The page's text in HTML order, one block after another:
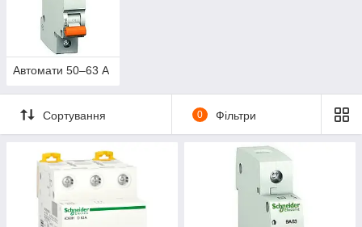
Автомати 50–63 А
Сортування 0 Фільтри